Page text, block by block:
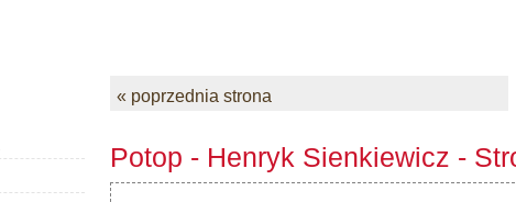
« poprzednia strona
Potop - Henryk Sienkiewicz -